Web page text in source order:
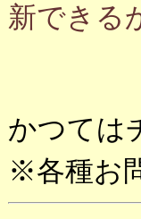
新できる
かつては
※各種お